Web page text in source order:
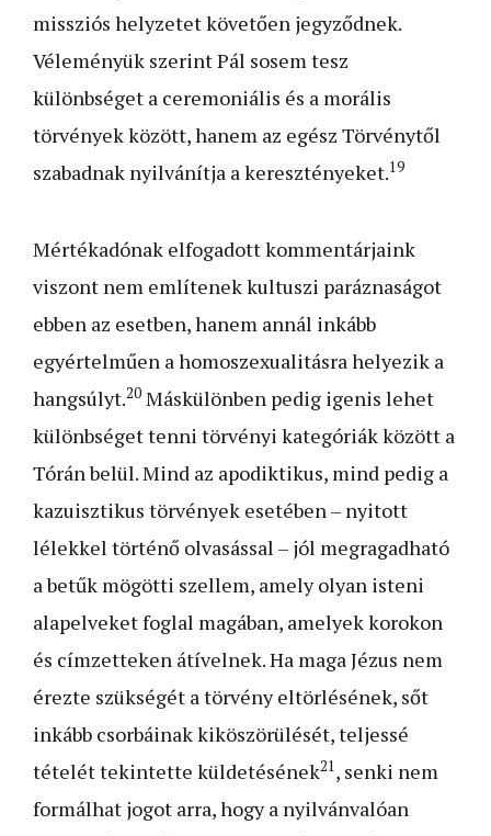
missziós helyzetet követően jegyződnek.
Véleményük szerint Pál sosem tesz
különbséget a ceremoniális és a morális
törvények között, hanem az egész Törvénytől
szabadnak nyilvánítja a keresztényeket.19
Mértékadónak elfogadott kommentárjaink
viszont nem említenek kultuszi paráznaságot
ebben az esetben, hanem annál inkább
egyértelműen a homoszexualitásra helyezik a
hangsúlyt.20 Máskülönben pedig igenis lehet
különbséget tenni törvényi kategóriák között a
Tórán belül. Mind az apodiktikus, mind pedig a
kazuisztikus törvények esetében – nyitott
lélekkel történő olvasással – jól megragadható
a betűk mögötti szellem, amely olyan isteni
alapelveket foglal magában, amelyek korokon
és címzetteken átívelnek. Ha maga Jézus nem
érezte szükségét a törvény eltörlésének, sőt
inkább csorbáinak kiköszörülését, teljessé
tételét tekintette küldetésének21, senki nem
formálhat jogot arra, hogy a nyilvánvalóan